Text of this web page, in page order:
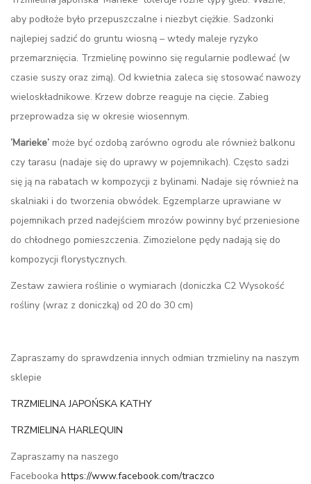
aby podłoże było przepuszczalne i niezbyt ciężkie. Sadzonki
najlepiej sadzić do gruntu wiosną – wtedy maleje ryzyko
przemarznięcia. Trzmielinę powinno się regularnie podlewać (w
czasie suszy oraz zimą). Od kwietnia zaleca się stosować nawozy
wieloskładnikowe. Krzew dobrze reaguje na cięcie. Zabieg
przeprowadza się w okresie wiosennym.
’Marieke’ może być ozdobą zarówno ogrodu ale również balkonu
czy tarasu (nadaje się do uprawy w pojemnikach). Często sadzi
się ją na rabatach w kompozycji z bylinami. Nadaje się również na
skalniaki i do tworzenia obwódek. Egzemplarze uprawiane w
pojemnikach przed nadejściem mrozów powinny być przeniesione
do chłodnego pomieszczenia. Zimozielone pędy nadają się do
kompozycji florystycznych.
Zestaw zawiera roślinie o wymiarach (doniczka C2 Wysokość
rośliny (wraz z doniczką) od 20 do 30 cm)
Zapraszamy do sprawdzenia innych odmian trzmieliny na naszym
sklepie
TRZMIELINA JAPOŃSKA KATHY
TRZMIELINA HARLEQUIN
Zapraszamy na naszego
Facebooka https://www.facebook.com/traczco